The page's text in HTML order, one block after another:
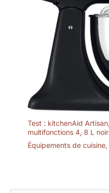
Test : kitchenAid
multifonctions 4, 8 L
Équipements de cuisine,